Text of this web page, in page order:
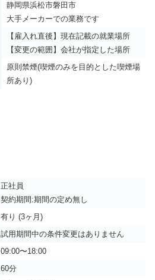
静岡県浜松市磐田市
大手メーカーでの業務です
【雇入れ直後】現在記載の就業場所
【変更の範囲】会社が指定した場所
原則禁煙(喫煙のみを目的とした喫煙場
所あり)
正社員
契約期間:期間の定め無し
有り (3ヶ月)
試用期間中の条件変更はありません
09:00〜18:00
60分